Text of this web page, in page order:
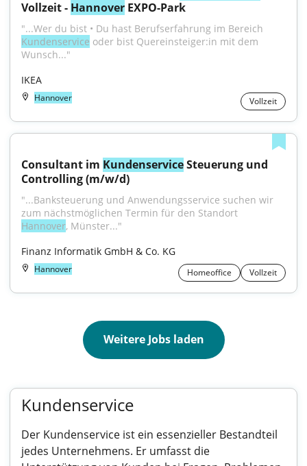
Vollzeit - Hannover EXPO-Park
Kundenservice oder bist Quereinsteiger:in mit dem
Wunsch..."
IKEA
Hannover Vollzeit
Consultant im Kundenservice Steuerung und
Controlling (m/w/d)
"...Banksteuerung und Anwendungsservice suchen wir
Hannover, Münster..."
Finanz Informatik GmbH & Co. KG
Hannover Homeoffice Vollzeit
Weitere Jobs laden
Kundenservice
Der Kundenservice ist ein essenzieller Bestandteil
jedes Unternehmens. Er umfasst die